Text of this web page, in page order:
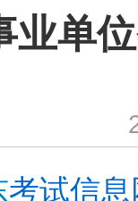
业单
考试信息